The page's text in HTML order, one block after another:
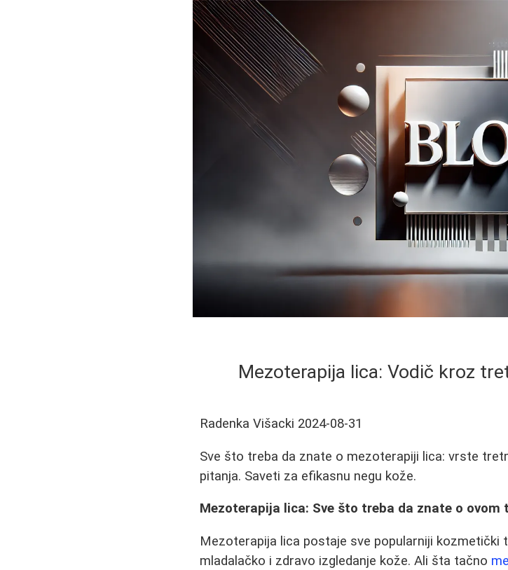
Mezoterapija lica: Vodič kroz
Radenka Višacki 2024-08-31
Sve što treba da znate o mezoterapiji lica: vrste
pitanja. Saveti za efikasnu negu kože.
Mezoterapija lica: Sve što treba da znate o ovom
Mezoterapija lica postaje sve popularniji kozmetički
mladalačko i zdravo izgledanje kože. Ali šta tačno